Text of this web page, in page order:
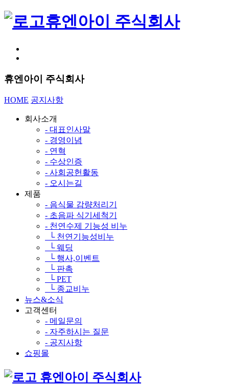
휴엔아이 주식회사
휴엔아이 주식회사
HOME 공지사항
회사소개
- 대표인사말
- 경영이념
- 연혁
- 수상인증
- 사회공헌활동
- 오시는길
제품
- 음식물 감량처리기
- 초음파 식기세척기
- 천연수제 기능성 비누
└ 천연기능성비누
└ 웨딩
└ 행사,이벤트
└ 판촉
└ PET
└ 종교비누
뉴스&소식
고객센터
- 메일문의
- 자주하시는 질문
- 공지사항
쇼핑몰
휴엔아이 주식회사